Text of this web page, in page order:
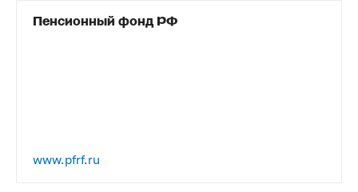
Пенсионный фонд РФ
www.pfrf.ru